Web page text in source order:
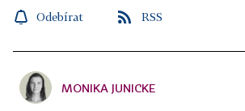
Odebírat RSS
MONIKA JUNICKE